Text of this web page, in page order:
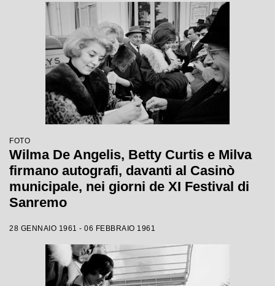
FOTO
Wilma De Angelis, Betty Curtis e Milva
firmano autografi, davanti al Casinò
municipale, nei giorni de XI Festival di
Sanremo
28 GENNAIO 1961 - 06 FEBBRAIO 1961